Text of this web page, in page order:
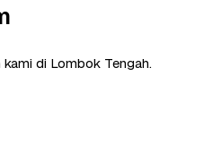
di Lombok Tengah.